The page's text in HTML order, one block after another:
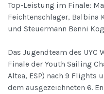
Top-Leistung im Finale:
Feichtenschlager, Balbina
und Steuermann Benni
Das Jugendteam des UYC
Finale der Youth Sailing
Altea, ESP) nach 9 Flights
dem ausgezeichneten 6.